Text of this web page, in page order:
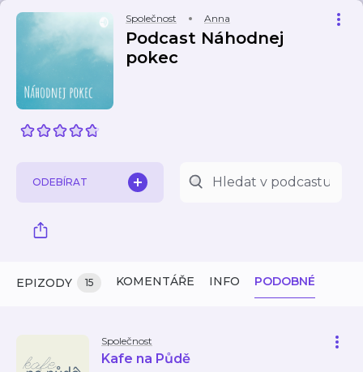
Společnost Anna
Podcast Náhodnej
pokec
ODEBÍRAT
EPIZODY 15 KOMENTÁŘE INFO PODOBNÉ
Společnost
Kafe na Půdě